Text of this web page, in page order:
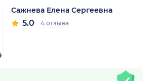
Сажнева Елена Сергеевна
5.0 4 отзыва